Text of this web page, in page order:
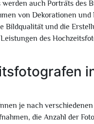
auch Porträts des
von Dekorationen und
Bildqualität und die
des
je nach
die Anzahl der